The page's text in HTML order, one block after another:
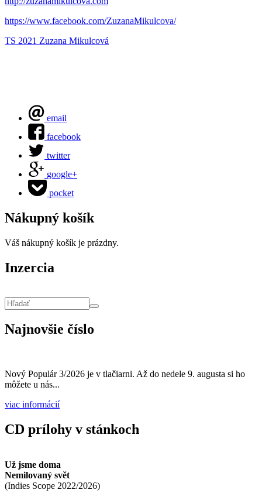
https://www.facebook.com/ZuzanaMikulcova/
TS 2021 Zuzana Mikulcová
email
facebook
twitter
google+
pocket
Nákupný košík
Váš nákupný košík je prázdny.
Inzercia
Najnovšie číslo
Nový Populár 3/2026 je v tlačiarni. Až do nedele 9. augusta si ho
môžete u nás...
viac informácií
CD prílohy v stánkoch
Už jsme doma
Nemilovaný svět
(Indies Scope 2022/2026)